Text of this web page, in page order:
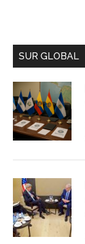
SUR GLOBAL